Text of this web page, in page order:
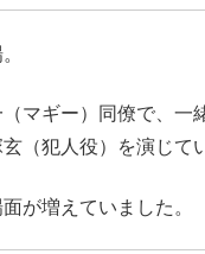
マギー）同僚で、一
（犯人役）を演じて
が増えていました。